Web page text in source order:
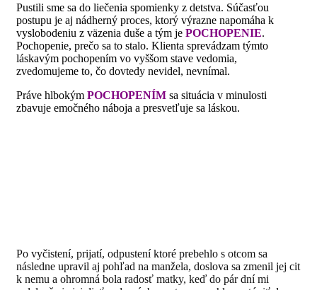
Pustili sme sa do liečenia spomienky z detstva. Súčasťou
postupu je aj nádherný proces, ktorý výrazne napomáha k
vyslobodeniu z väzenia duše a tým je POCHOPENIE.
Pochopenie, prečo sa to stalo. Klienta sprevádzam týmto
láskavým pochopením vo vyššom stave vedomia,
zvedomujeme to, čo dovtedy nevidel, nevnímal.
Práve hlbokým POCHOPENÍM sa situácia v minulosti
zbavuje emočného náboja a presvetľuje sa láskou.
Po vyčistení, prijatí, odpustení ktoré prebehlo s otcom sa
následne upravil aj pohľad na manžela, doslova sa zmenil jej cit
k nemu a ohromná bola radosť matky, keď do pár dní mi